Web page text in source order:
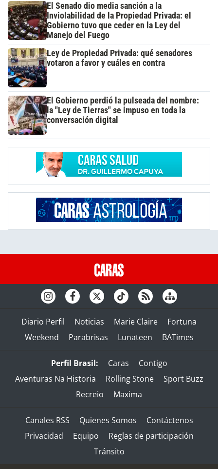
El Senado dio media sanción a la
Inviolabilidad de la Propiedad Privada: el
Gobierno tuvo que ceder en la Ley del
Manejo del Fuego
Ley de Propiedad Privada: qué senadores
votaron a favor y cuáles en contra
El Gobierno perdió la pulseada del nombre:
la "Ley de Tierras" se impuso en toda la
conversación digital
Diario Perfil Noticias Marie Claire
Fortuna
Weekend
Parabrisas Lunateen BATimes
Perfil Brasil: Caras
Contigo
Aventuras Na Historia
Rolling Stone
Sport Buzz
Recreio
Maxima
Canales RSS Quienes Somos
Contáctenos
Privacidad
Equipo
Reglas de participación
Tránsito